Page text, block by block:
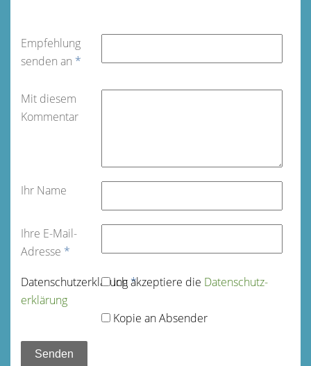
Empfehlung
senden an *
Mit diesem
Kommentar
Ihr Name
Ihre E-Mail-
Adresse *
Datenschutz­erklärung*
Ich akzeptiere die Datenschutz­
erklärung
Kopie an Absender